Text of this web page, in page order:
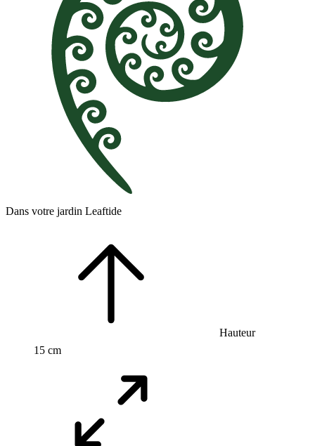
Dans votre jardin Leaftide
Hauteur
15 cm